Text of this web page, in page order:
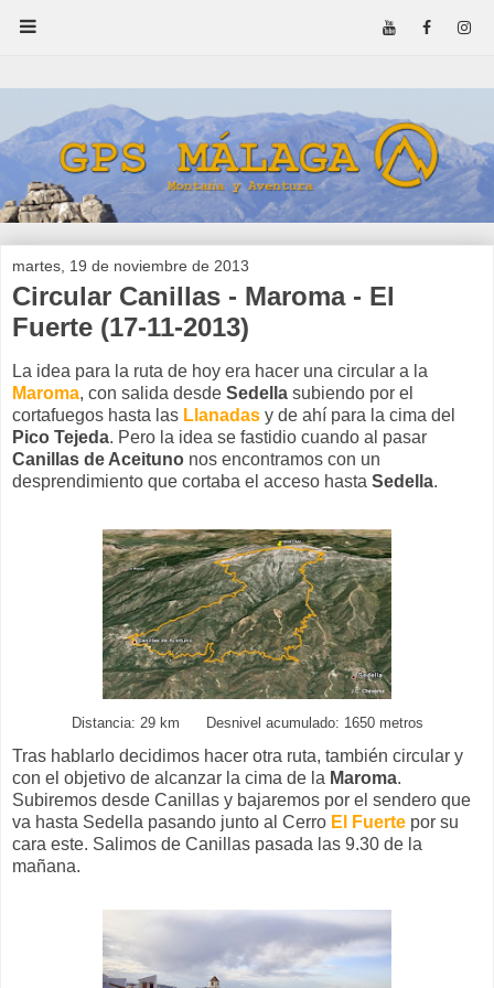
martes, 19 de noviembre de 2013
Circular Canillas - Maroma - El
Fuerte (17-11-2013)
La idea para la ruta de hoy era hacer una circular a la
Maroma, con salida desde Sedella subiendo por el
cortafuegos hasta las Llanadas y de ahí para la cima del
Pico Tejeda. Pero la idea se fastidio cuando al pasar
Canillas de Aceituno nos encontramos con un
desprendimiento que cortaba el acceso hasta Sedella.
Distancia: 29 km Desnivel acumulado: 1650 metros
Tras hablarlo decidimos hacer otra ruta, también circular y
con el objetivo de alcanzar la cima de la Maroma.
Subiremos desde Canillas y bajaremos por el sendero que
va hasta Sedella pasando junto al Cerro El Fuerte por su
cara este. Salimos de Canillas pasada las 9.30 de la
mañana.